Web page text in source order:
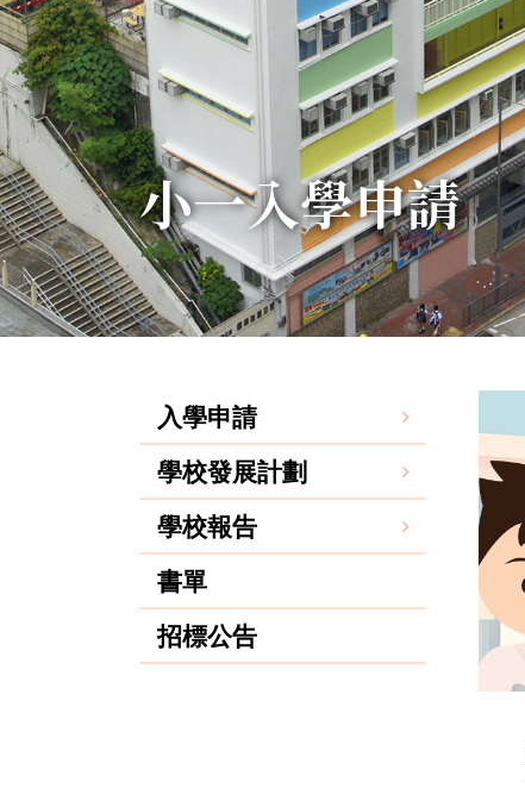
小一入學申請
入學申請
學校發展計劃
學校報告
書單
招標公告